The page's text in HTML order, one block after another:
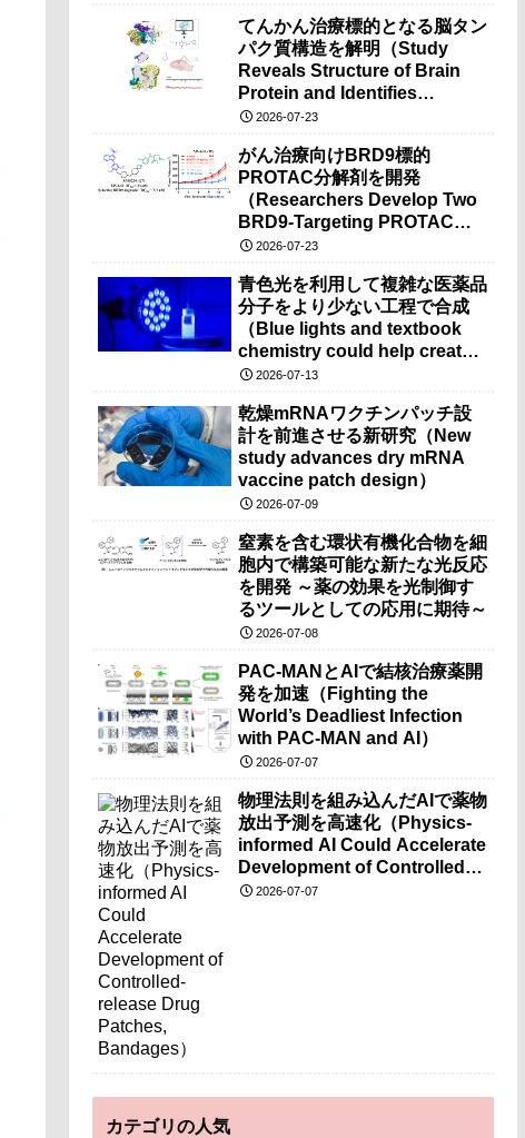
てんかん治療標的となる脳タン
パク質構造を解明（Study
Reveals Structure of Brain
Protein and Identifies
Potential Drug Target for
2026-07-23
がん治療向けBRD9標的
PROTAC分解剤を開発
（Researchers Develop Two
BRD9-Targeting PROTAC
Degraders for Cancer
2026-07-23
青色光を利用して複雑な医薬品
分子をより少ない工程で合成
（Blue lights and textbook
chemistry could help create
complex drugs in fewer
2026-07-13
乾燥mRNAワクチンパッチ設
計を前進させる新研究（New
study advances dry mRNA
vaccine patch design）
2026-07-09
窒素を含む環状有機化合物を細
胞内で構築可能な新たな光反応
を開発 ～薬の効果を光制御す
るツールとしての応用に期待～
2026-07-08
PAC-MANとAIで結核治療薬開
発を加速（Fighting the
World’s Deadliest Infection
with PAC-MAN and AI）
2026-07-07
物理法則を組み込んだAIで薬物
放出予測を高速化（Physics-
informed AI Could Accelerate
Development of Controlled-
release Drug Patches,
2026-07-07
カテゴリの人気